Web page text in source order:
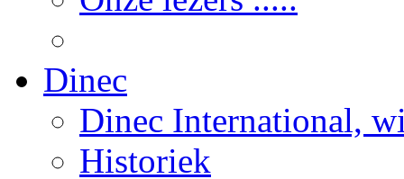
Dinec
Dinec International,
Historiek